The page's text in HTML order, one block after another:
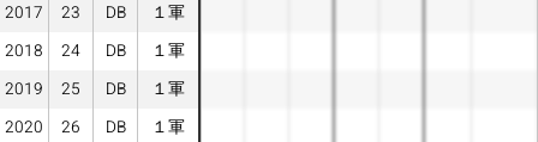
2017
23 DB
１軍
2018
24 DB
１軍
2019
25 DB
１軍
2020
26 DB
１軍